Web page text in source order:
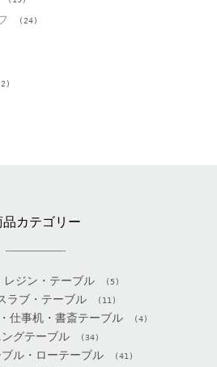
(24)
品カテゴリー
レジン・テーブル (5)
ラブ・テーブル (11)
仕事机・書斎テーブル (4)
ングテーブル (34)
ル・ローテーブル (41)